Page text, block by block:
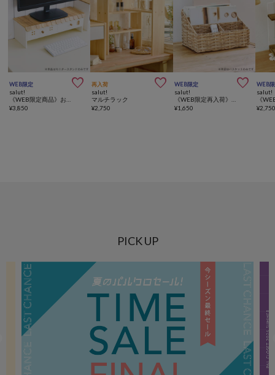
WEB限定 
salut!
¥3,850
再入荷 
salut!
マルチラック
¥2,750
WEB限定 
salut!
¥1,650
WEB
salut!
¥
PICK UP